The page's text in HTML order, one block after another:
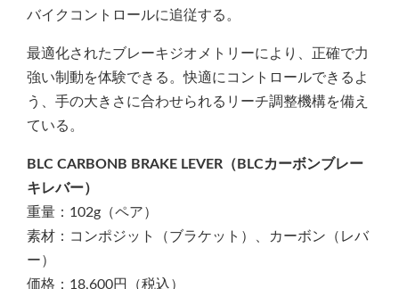
バイクコントロールに追従する。
最適化されたブレーキジオメトリーにより、正確で力
強い制動を体験できる。快適にコントロールできるよ
う、手の大きさに合わせられるリーチ調整機構を備え
ている。
BLC CARBONB BRAKE LEVER（BLCカーボンブレー
キレバー）
重量：102g（ペア）
素材：コンポジット（ブラケット）、カーボン（レバ
ー）
価格：18,600円（税込）